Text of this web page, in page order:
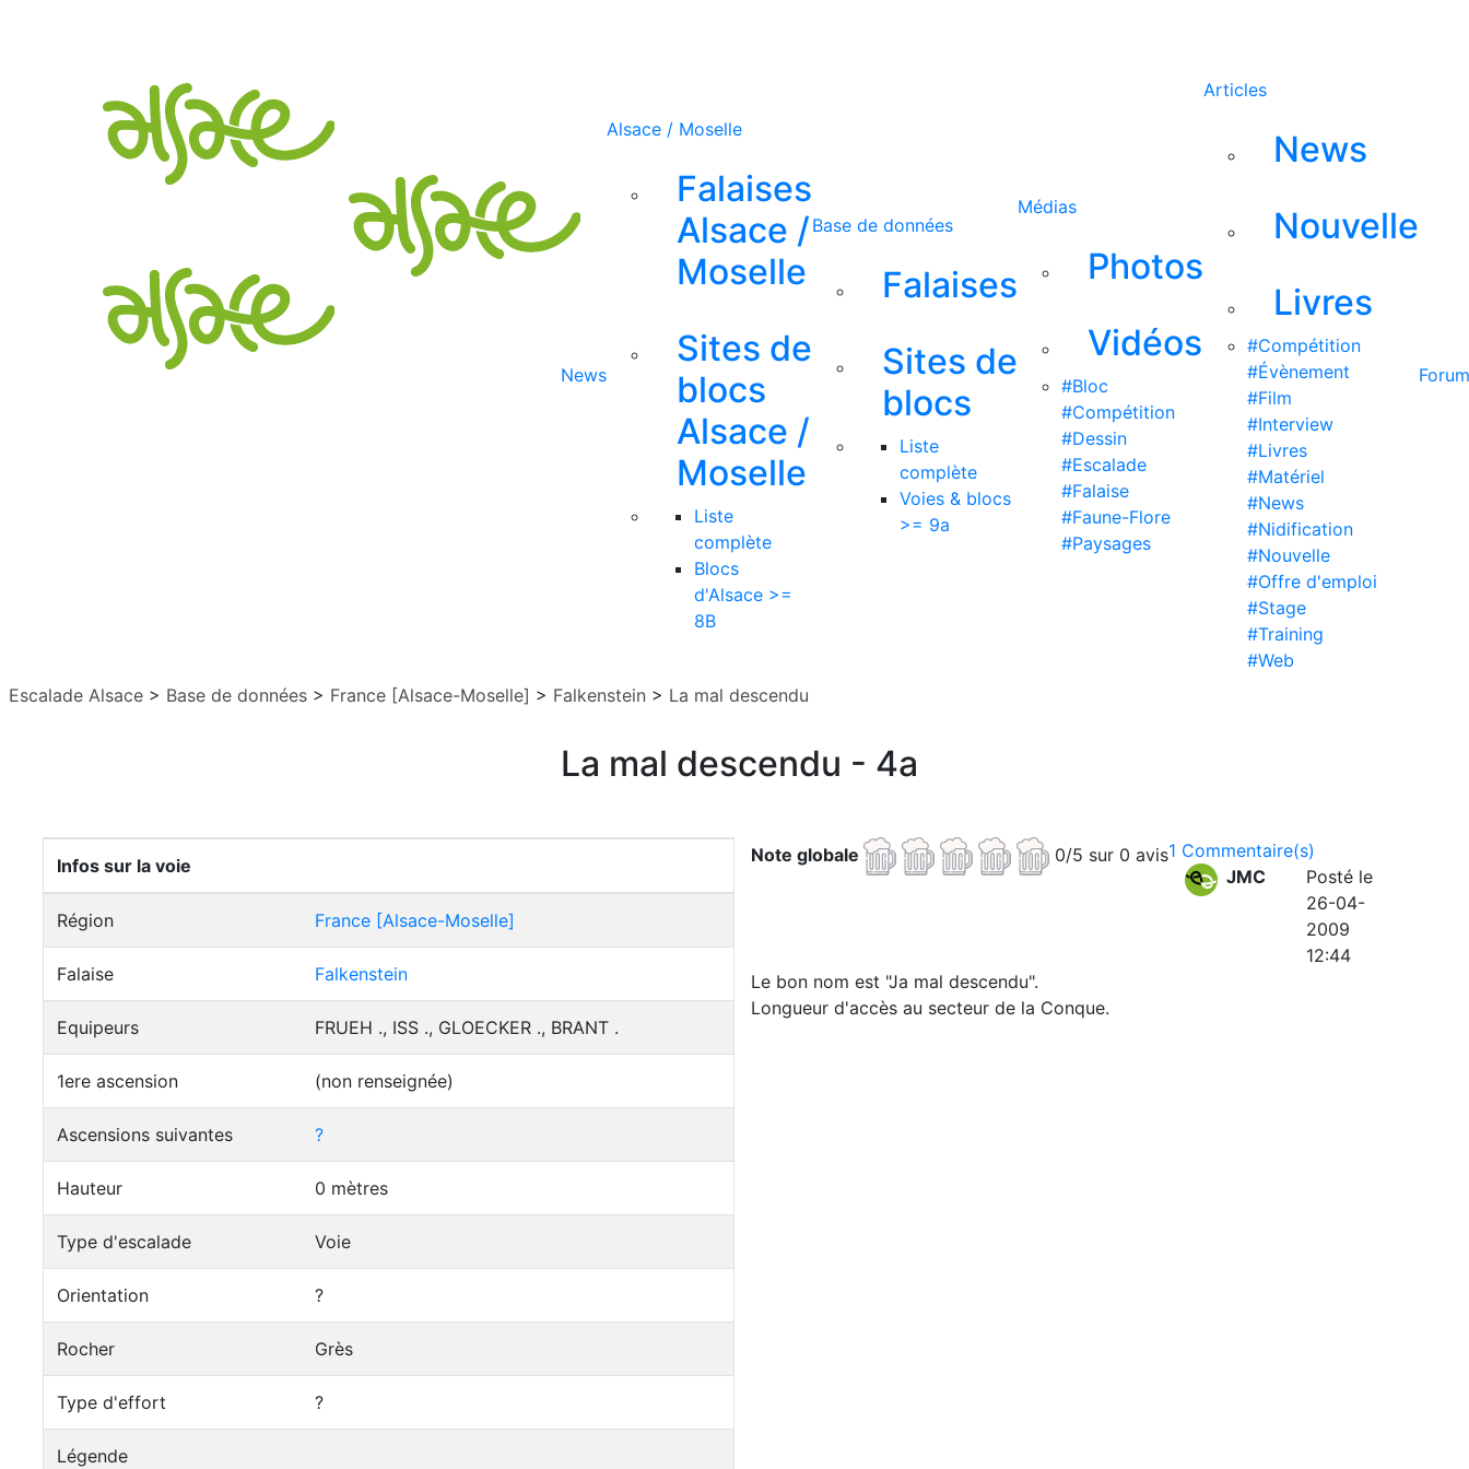
News
Alsace / Moselle
Falaises
Alsace /
Moselle
Sites de
blocs
Alsace /
Moselle
Liste
complète
Blocs
d'Alsace >=
8B
Base de données
Falaises
Sites de
blocs
Liste
complète
Voies & blocs
>= 9a
Médias
Photos
Vidéos
#Bloc
#Compétition
#Dessin
#Escalade
#Falaise
#Faune-Flore
#Paysages
Articles
News
Nouvelle
Livres
#Compétition
#Évènement
#Film
#Interview
#Livres
#Matériel
#News
#Nidification
#Nouvelle
#Offre d'emploi
#Stage
#Training
#Web
Forum
Escalade Alsace > Base de données > France [Alsace-Moselle] > Falkenstein > La mal descendu
La mal descendu - 4a
Infos sur la voie
Région France [Alsace-Moselle]
Falaise Falkenstein
Equipeurs FRUEH ., ISS ., GLOECKER ., BRANT .
1ere ascension (non renseignée)
Ascensions suivantes ?
Hauteur 0 mètres
Type d'escalade Voie
Orientation ?
Rocher Grès
Type d'effort ?
Légende
1 Commentaire(s)
Note globale
0/5 sur 0 avis
JMC
Posté le
26-04-
2009
12:44
Le bon nom est "Ja mal descendu".
Longueur d'accès au secteur de la Conque.